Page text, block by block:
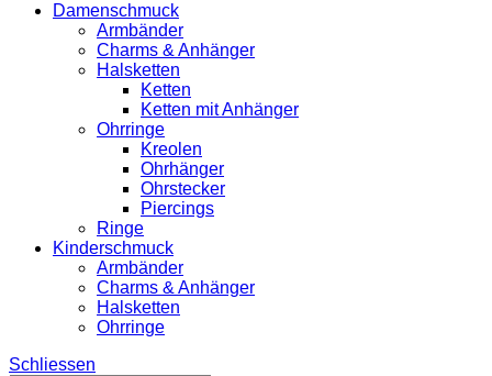
Damenschmuck
Armbänder
Charms & Anhänger
Halsketten
Ketten
Ketten mit Anhänger
Ohrringe
Kreolen
Ohrhänger
Ohrstecker
Piercings
Ringe
Kinderschmuck
Armbänder
Charms & Anhänger
Halsketten
Ohrringe
Schliessen